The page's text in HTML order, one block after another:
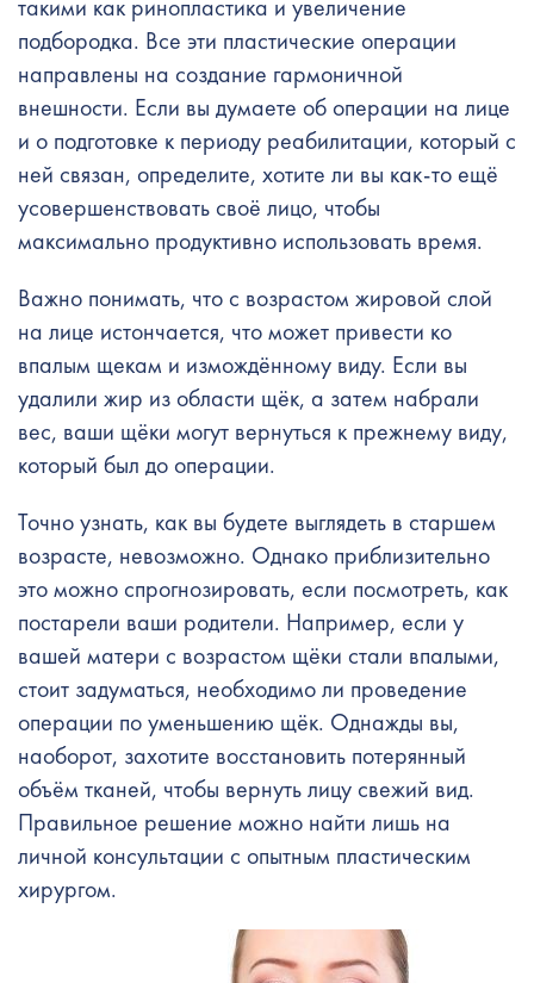
такими как ринопластика и увеличение
подбородка. Все эти пластические операции
направлены на создание гармоничной
внешности. Если вы думаете об операции на лице
и о подготовке к периоду реабилитации, который с
ней связан, определите, хотите ли вы как-то ещё
усовершенствовать своё лицо, чтобы
максимально продуктивно использовать время.
Важно понимать, что с возрастом жировой слой
на лице истончается, что может привести ко
впалым щекам и измождённому виду. Если вы
удалили жир из области щёк, а затем набрали
вес, ваши щёки могут вернуться к прежнему виду,
который был до операции.
Точно узнать, как вы будете выглядеть в старшем
возрасте, невозможно. Однако приблизительно
это можно спрогнозировать, если посмотреть, как
постарели ваши родители. Например, если у
вашей матери с возрастом щёки стали впалыми,
стоит задуматься, необходимо ли проведение
операции поуменьшению щёк. Однажды вы,
наоборот, захотите восстановить потерянный
объём тканей, чтобы вернуть лицу свежий вид.
Правильное решение можно найти лишь на
личной консультации с опытным пластическим
хирургом.